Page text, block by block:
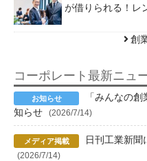
が借りられる！レ
創
コーポレート最新ニュ
「みんなの
知らせ
(2026/7/14)
日刊工業新聞
(2026/7/14)